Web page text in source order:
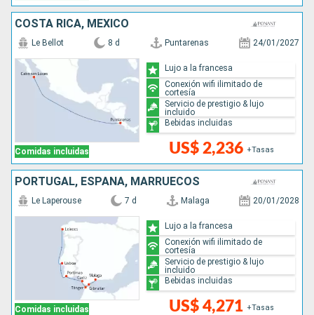
COSTA RICA, MÉXICO
Comidas incluidas
Le Bellot 8 d Puntarenas 24/01/2027
US$ 2,236 +Tasas
Lujo a la francesa
Conexión wifi ilimitado de
cortesía
Servicio de prestigio & lujo
incluido
Bebidas incluidas
PORTUGAL, ESPAÑA, MARRUECOS
Comidas incluidas
Le Laperouse 7 d Malaga 20/01/2028
US$ 4,271 +Tasas
Lujo a la francesa
Conexión wifi ilimitado de
cortesía
Servicio de prestigio & lujo
incluido
Bebidas incluidas